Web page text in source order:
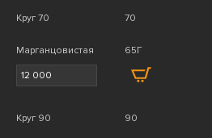
Круг 70 70
Марганцовистая
65Г
Круг 90 90